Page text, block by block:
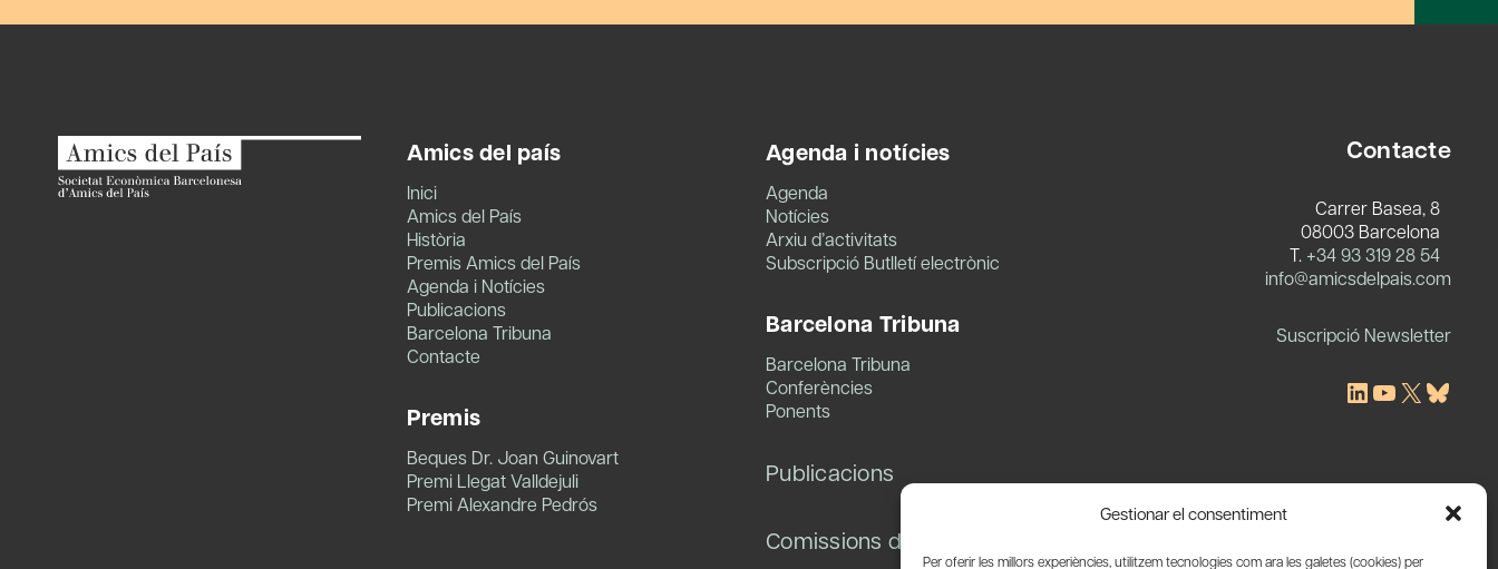
Gestionar el consentiment
Per oferir les millors experiències, utilitzem tecnologies com ara les galetes (cookies) per
Amics del país
Inici
Amics del País
Història
Premis Amics del País
Agenda i Notícies
Publicacions
Barcelona Tribuna
Contacte
Premis
Beques Dr. Joan Guinovart
Premi Llegat Valldejuli
Premi Alexandre Pedrós
Agenda i notícies
Agenda
Notícies
Arxiu d’activitats
Subscripció Butlletí electrònic
Barcelona Tribuna
Barcelona Tribuna
Conferències
Ponents
Publicacions
Comissions de treball
Contacte
Carrer Basea, 8
08003 Barcelona
T. +34 93 319 28 54
info@amicsdelpais.com
Suscripció Newsletter
LinkedIn
YouTube
X